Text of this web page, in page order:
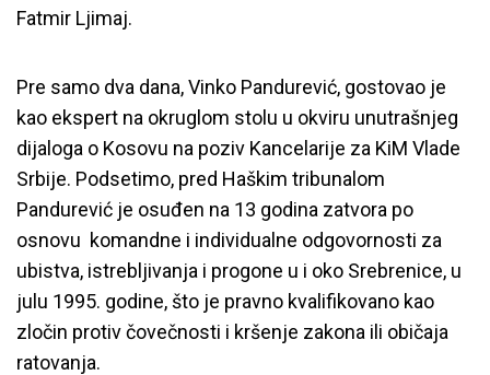
Fatmir Ljimaj.
Pre samo dva dana, Vinko Pandurević, gostovao je
kao ekspert na okruglom stolu u okviru unutrašnjeg
dijaloga o Kosovu na poziv Kancelarije za KiM Vlade
Srbije. Podsetimo, pred Haškim tribunalom
Pandurević je osuđen na 13 godina zatvora po
osnovu komandne i individualne odgovornosti za
ubistva, istrebljivanja i progone u i oko Srebrenice, u
julu 1995. godine, što je pravno kvalifikovano kao
zločin protiv čovečnosti i kršenje zakona ili običaja
ratovanja.